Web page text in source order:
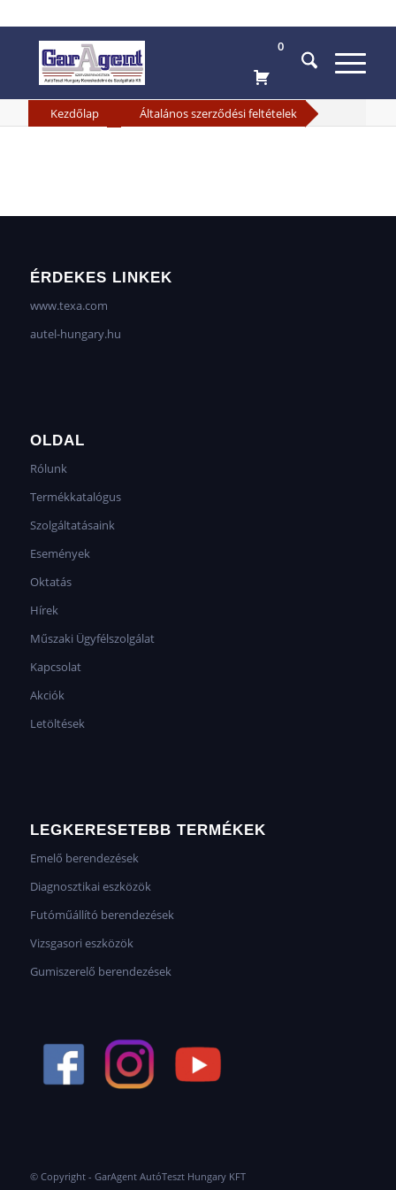
0
Kezdőlap Általános szerződési feltételek
ÉRDEKES LINKEK
www.texa.com
autel-hungary.hu
OLDAL
Rólunk
Termékkatalógus
Szolgáltatásaink
Események
Oktatás
Hírek
Műszaki Ügyfélszolgálat
Kapcsolat
Akciók
Letöltések
LEGKERESETEBB TERMÉKEK
Emelő berendezések
Diagnosztikai eszközök
Futóműállító berendezések
Vizsgasori eszközök
Gumiszerelő berendezések
© Copyright - GarAgent AutóTeszt Hungary KFT